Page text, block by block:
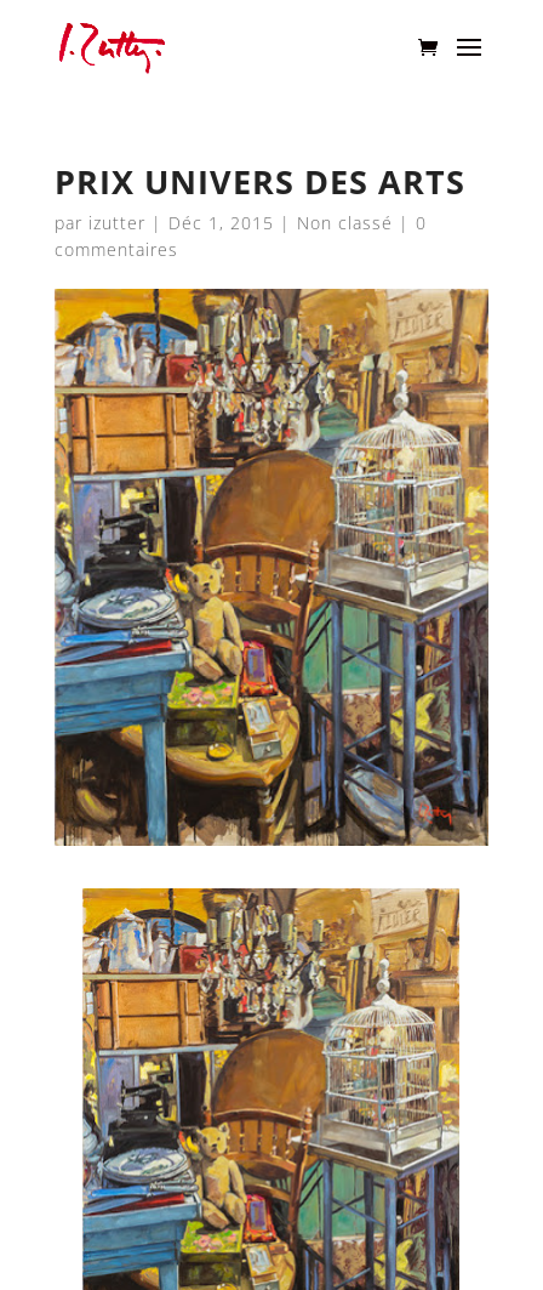
PRIX UNIVERS DES ARTS
par izutter | Déc 1, 2015 | Non classé | 0
commentaires